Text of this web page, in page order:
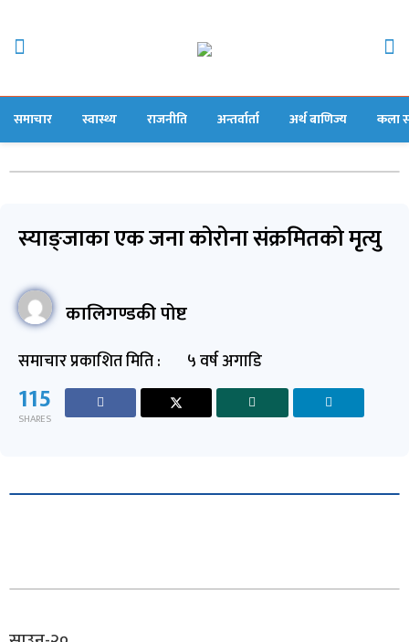
समाचार स्वास्थ्य राजनीति अन्तर्वार्ता अर्थ बाणिज्य कला
स्याङ्जाका एक जना कोरोना संक्रमितको मृत्यु
कालिगण्डकी पोष्ट
समाचार प्रकाशित मिति : ५ वर्ष अगाडि
115
SHARES